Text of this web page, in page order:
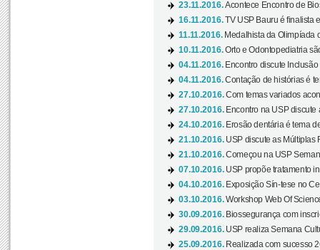
23.11.2016.Acontece Encontro de
16.11.2016.TV USP Bauru é finalista
11.11.2016. Medalhista da Olimpíada
10.11.2016.Orto e Odontopediatria
04.11.2016. Encontro discute
04.11.2016.Contação de histórias é
27.10.2016.Com temas variados
27.10.2016. Encontro na USP discute
24.10.2016. Erosão dentária é tema
21.10.2016. USP discute as Múltiplas
21.10.2016.Começou na USP
07.10.2016. USP propõe tratamento
04.10.2016. Exposição Sín-tese no
03.10.2016.Workshop Web Of
30.09.2016. Biossegurança com
29.09.2016. USP realiza Semana
25.09.2016. Realizada com sucesso